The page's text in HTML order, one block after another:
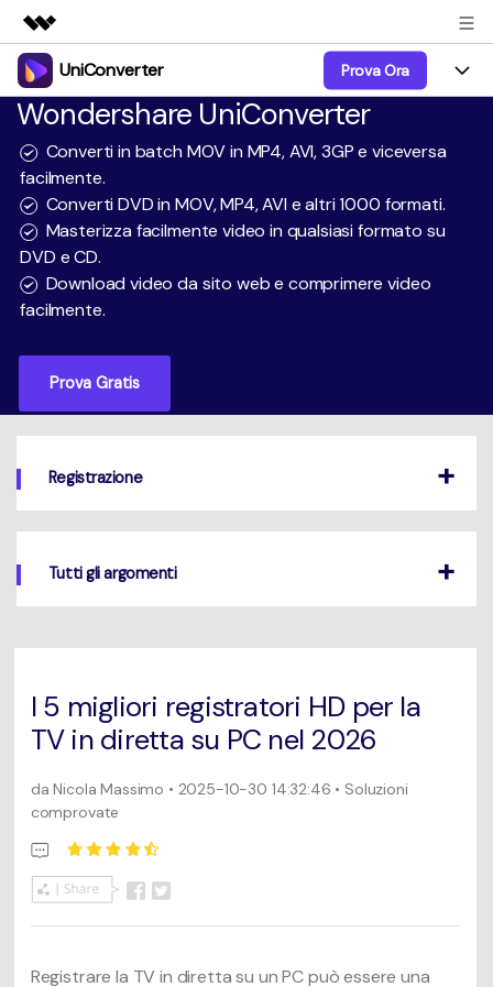
Prodotti in evidenza
Creatività digitale AIGC
Utilità
Business
Panoramica
Soluzione
Chi siamo
Sala stampa
Negozio
UniConverter Prova Ora
Prodotti
UniConverter-Convertitore Video
UniConverter per Windows
UniConverter per Mac
AniSmall-Video Compressor
AniSmall per Desktop
AniSmall per iOS
Funzioni
Video/Audio
Lab AI
Guida
Blog
Comprimere
Convertire MP4
Masterizzare
Informazioni di più
Centro di Supporto
Tutte le informazioni di cui hai bisogno per aiutarti a
utilizzare UniConverter.
Specifiche Tecniche
Novità
ACQUISTA ORA
Wondershare UniConverter
Converti in batch MOV in MP4, AVI, 3GP e viceversa
facilmente.
Converti DVD in MOV, MP4, AVI e altri 1000 formati.
Masterizza facilmente video in qualsiasi formato su
DVD e CD.
Download video da sito web e comprimere video
facilmente.
Prova Gratis
Registrazione
Tutti gli argomenti
I 5 migliori registratori HD per la
TV in diretta su PC nel 2026
da Nicola Massimo • 2025-10-30 14:32:46 • Soluzioni
comprovate
Registrare la TV in diretta su un PC può essere una